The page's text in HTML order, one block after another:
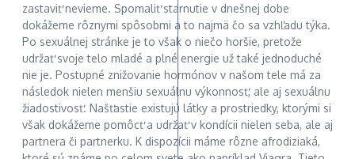
zastaviť nevieme. Spomaliť starnutie v dnešnej dobe
dokážeme rôznymi spôsobmi a to najmä čo sa vzhľadu týka.
Po sexuálnej stránke je to však o niečo horšie, pretože
udržať svoje telo mladé a plné energie už také jednoduché
nie je. Postupné znižovanie hormónov v našom tele má za
následok nielen menšiu sexuálnu výkonnosť, ale aj sexuálnu
žiadostivosť. Našťastie existujú látky a prostriedky, ktorými si
však dokážeme pomôcť a udržať v kondícii nielen seba, ale aj
partnera či partnerku. K dispozícii máme rôzne afrodiziaká,